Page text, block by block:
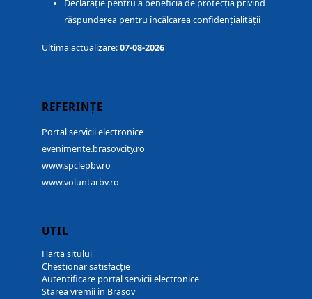
Declarație pentru a beneficia de protecția privind
răspunderea pentru încălcarea confidențialității
Ultima actualizare:07-08-2026
REFERINȚE
Portal servicii electronice
evenimente.brasovcity.ro
www.spclepbv.ro
www.voluntarbv.ro
UTIL
Harta sitului
Chestionar satisfacție
Autentificare portal servicii electronice
Starea vremii in Brașov